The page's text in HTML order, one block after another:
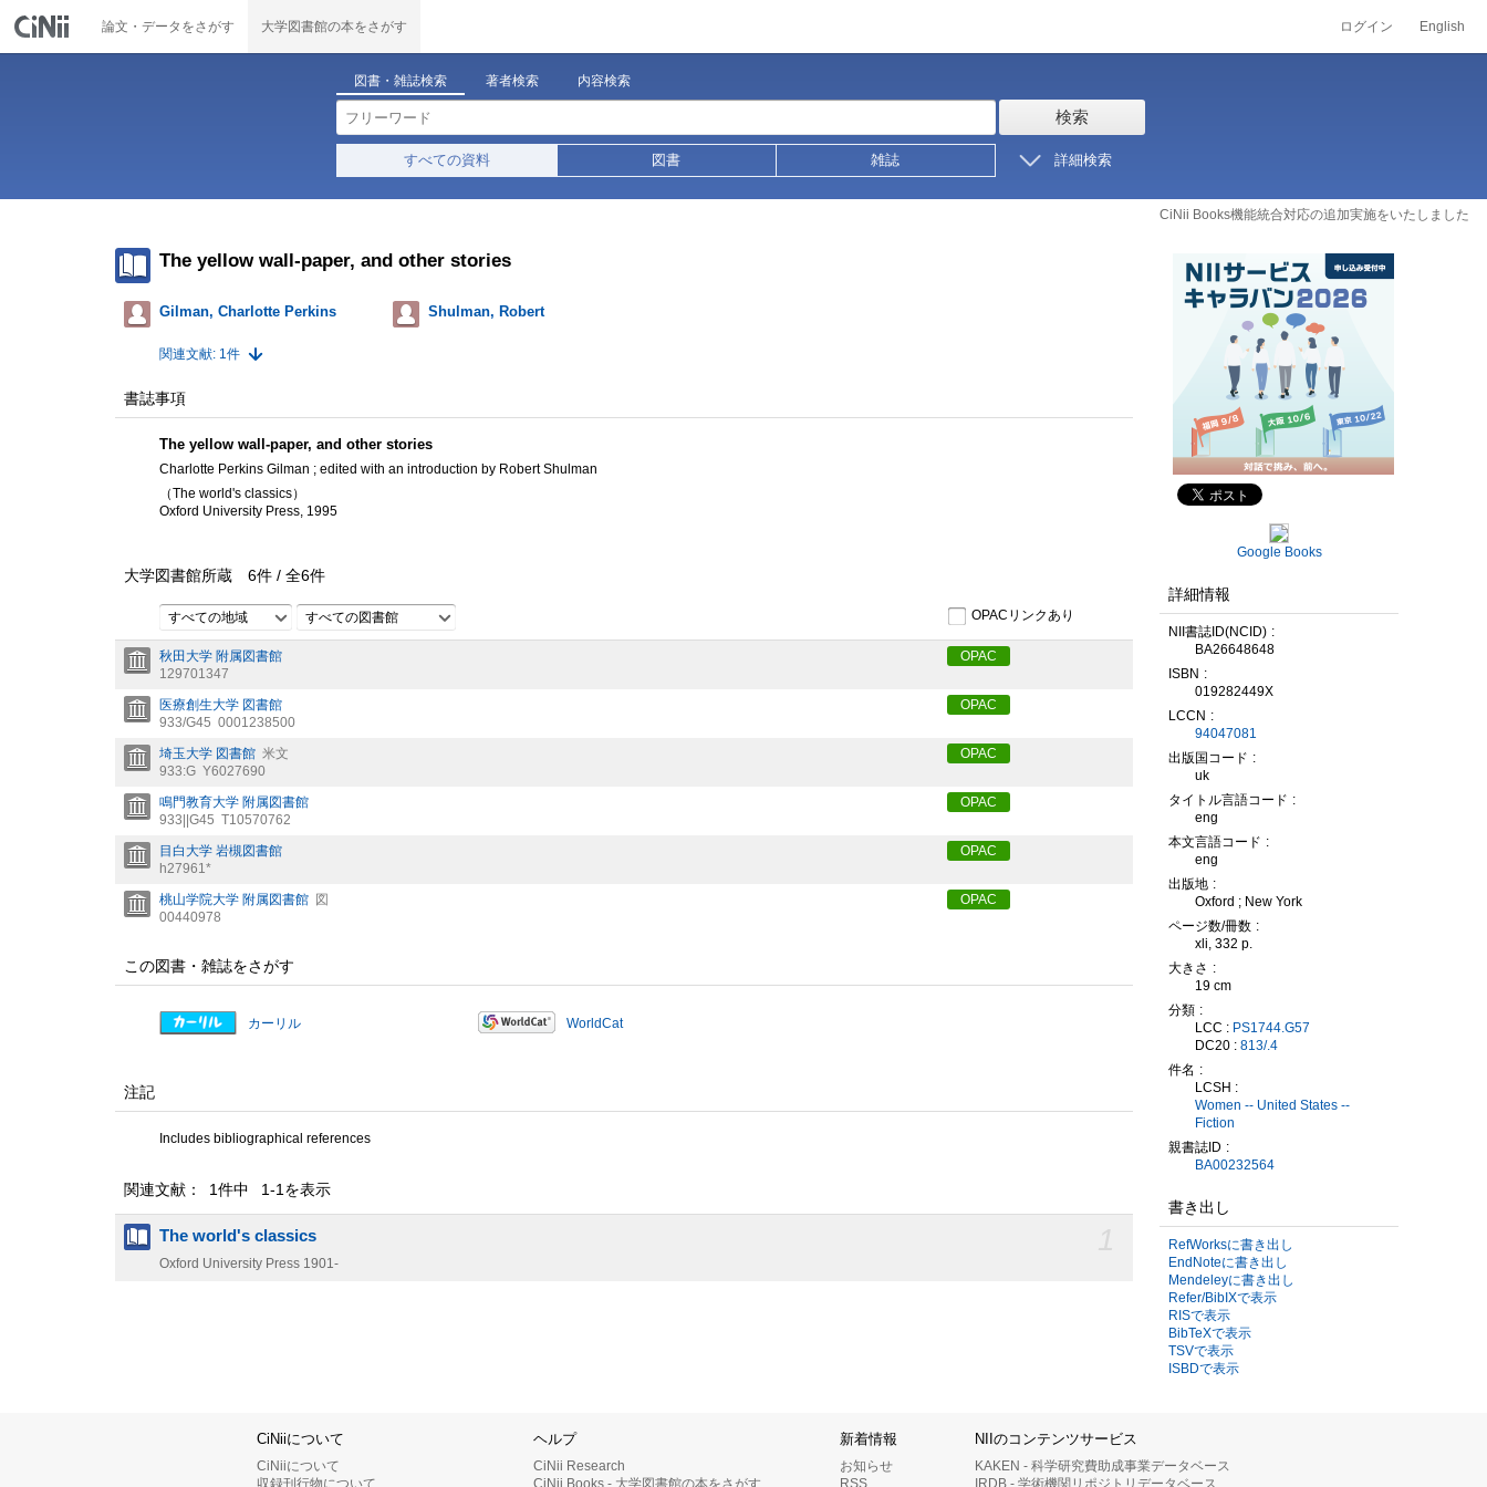
論文・データをさがす 大学図書館の本をさがす ログイン English
図書・雑誌検索 著者検索 内容検索
検索
すべての資料 図書 雑誌 詳細検索
CiNii Books機能統合対応の追加実施をいたしました
The yellow wall-paper, and other stories
Gilman, Charlotte Perkins Shulman, Robert
関連文献: 1件
書誌事項
The yellow wall-paper, and other stories
Charlotte Perkins Gilman ; edited with an introduction by Robert Shulman
（The world's classics）
Oxford University Press, 1995
大学図書館所蔵 6件 / 全6件
すべての地域 すべての図書館 OPACリンクあり
秋田大学 附属図書館
129701347
OPAC
医療創生大学 図書館
933/G45 0001238500
OPAC
埼玉大学 図書館 米文
933:G Y6027690
OPAC
鳴門教育大学 附属図書館
933||G45 T10570762
OPAC
目白大学 岩槻図書館
h27961*
OPAC
桃山学院大学 附属図書館 図
00440978
OPAC
この図書・雑誌をさがす
カーリル WorldCat
注記
Includes bibliographical references
関連文献： 1件中 1-1を表示
The world's classics
Oxford University Press 1901-
Google Books
詳細情報
NII書誌ID(NCID)
BA26648648
ISBN
019282449X
LCCN
94047081
出版国コード
uk
タイトル言語コード
eng
本文言語コード
eng
出版地
Oxford ; New York
ページ数/冊数
xli, 332 p.
大きさ
19 cm
分類
LCC : PS1744.G57
DC20 : 813/.4
件名
LCSH :
Women -- United States --
Fiction
親書誌ID
BA00232564
書き出し
RefWorksに書き出し
EndNoteに書き出し
Mendeleyに書き出し
Refer/BibIXで表示
RISで表示
BibTeXで表示
TSVで表示
ISBDで表示
CiNiiについて
CiNiiについて
収録刊行物について
ヘルプ
CiNii Research
CiNii Books - 大学図書館の本をさがす
新着情報
お知らせ
RSS
NIIのコンテンツサービス
KAKEN - 科学研究費助成事業データベース
IRDB - 学術機関リポジトリデータベース